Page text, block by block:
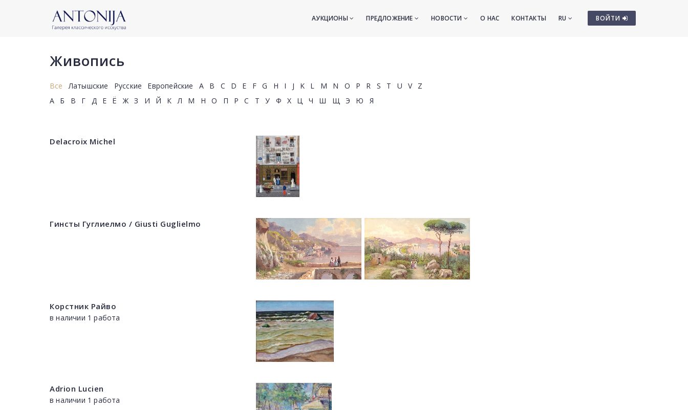
ВОЙТИ
АУКЦИОНЫ ПРЕДЛОЖЕНИЕ НОВОСТИ О НАС КОНТАКТЫ RU
Живопись
Все Латышские Русские Европейские A B C D E F G H I J K L M N O P R S T U V
Z
А
Б В Г Д Е Ё Ж З И Й К Л М Н О П Р С Т У Ф Х Ц Ч Ш Щ Э Ю Я
Delacroix Michel
Гинсты Гуглиелмо / Giusti Guglielmo
Корстник Райво
в наличии 1 работа
Adrion Lucien
в наличии 1 работа